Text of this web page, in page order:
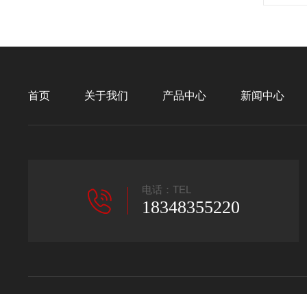
首页 关于我们 产品中心 新闻中心
电话：TEL
18348355220